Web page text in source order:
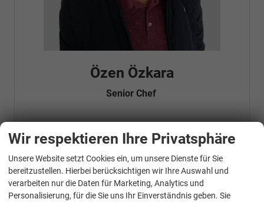
Özen Özkara
Senior Chef
Telefonnummer: 07181 - 47695 15
info@autohausrems.de
Fahrzeugnr.
Geparkte Fahrzeuge (0)
Wir respektieren Ihre Privatsphäre
Unsere Website setzt Cookies ein, um unsere Dienste für Sie
bereitzustellen. Hierbei berücksichtigen wir Ihre Auswahl und
verarbeiten nur die Daten für Marketing, Analytics und
Personalisierung, für die Sie uns Ihr Einverständnis geben. Sie